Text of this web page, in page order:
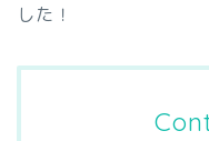
した！